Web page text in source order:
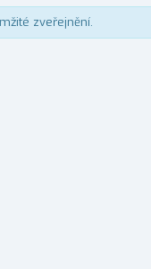
zveřejnění.